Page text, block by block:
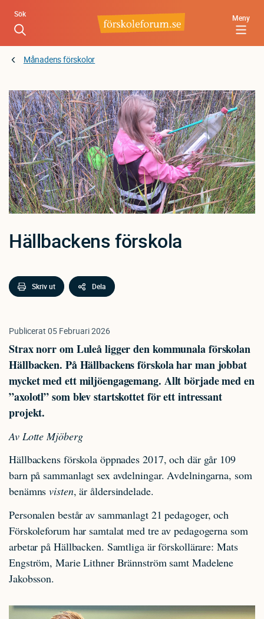
Hoppa
huvudinnehåll
Meny
Sök
Månadens förskolor
Hällbackens förskola
Skriv ut Dela
Publicerat 05 Februari 2026
Strax norr om Luleå ligger den kommunala förskolan
Hällbacken. På Hällbackens förskola har man jobbat
mycket med ett miljöengagemang. Allt började med en
”axolotl” som blev startskottet för ett intressant
projekt.
Av Lotte Mjöberg
Hällbackens förskola öppnades 2017, och där går 109
barn på sammanlagt sex avdelningar. Avdelningarna, som
benämnsvisten, är åldersindelade.
Personalen består av sammanlagt 21 pedagoger, och
Förskoleforum har samtalat med tre av pedagogerna som
arbetar på Hällbacken. Samtliga är förskollärare: Mats
Engström, Marie Lithner Brännström samt Madelene
Jakobsson.